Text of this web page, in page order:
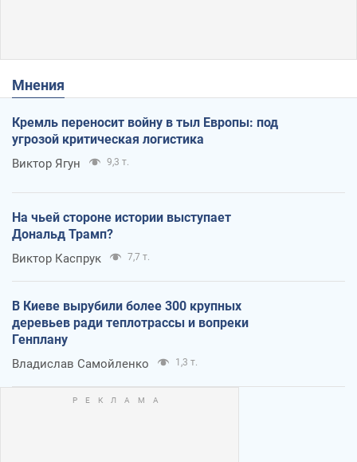
Мнения
Кремль переносит войну в тыл Европы: под
угрозой критическая логистика
Виктор Ягун 9,3 т.
На чьей стороне истории выступает
Дональд Трамп?
Виктор Каспрук 7,7 т.
В Киеве вырубили более 300 крупных
деревьев ради теплотрассы и вопреки
Генплану
Владислав Самойленко 1,3 т.